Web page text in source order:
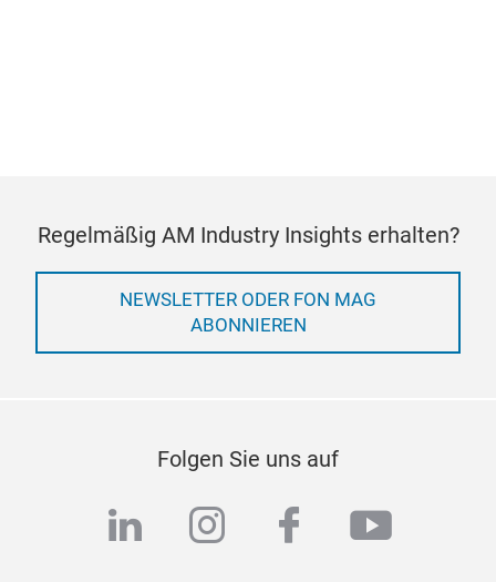
Regelmäßig AM Industry Insights erhalten?
NEWSLETTER ODER FON MAG
ABONNIEREN
Folgen Sie uns auf
linkedininstagram
facebook